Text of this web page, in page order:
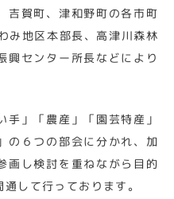
吉賀町、津和野町の各市町
み地区本部長、高津川森林
興センター所長などにより
」「農産」「園芸特産」
の６つの部会に分かれ、加
画し検討を重ねながら目的
して行っております。